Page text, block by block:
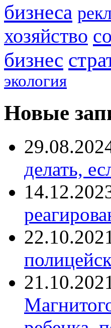
бизнеса
хозяйство
бизнес
экология
Новые
делать,